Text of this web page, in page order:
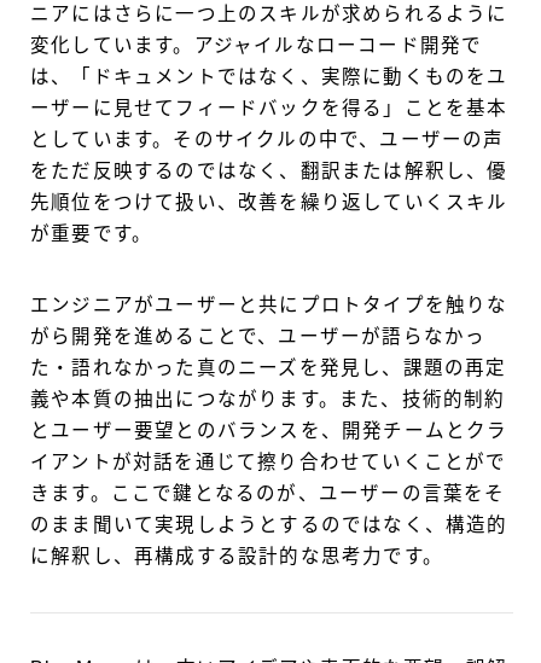
ニアにはさらに一つ上のスキルが求められるように
変化しています。アジャイルなローコード開発で
は、「ドキュメントではなく、実際に動くものをユ
ーザーに見せてフィードバックを得る」ことを基本
としています。そのサイクルの中で、ユーザーの声
をただ反映するのではなく、翻訳または解釈し、優
先順位をつけて扱い、改善を繰り返していくスキル
が重要です。
エンジニアがユーザーと共にプロトタイプを触りな
がら開発を進めることで、ユーザーが語らなかっ
た・語れなかった真のニーズを発見し、課題の再定
義や本質の抽出につながります。また、技術的制約
とユーザー要望とのバランスを、開発チームとクラ
イアントが対話を通じて擦り合わせていくことがで
きます。ここで鍵となるのが、ユーザーの言葉をそ
のまま聞いて実現しようとするのではなく、構造的
に解釈し、再構成する設計的な思考力です。